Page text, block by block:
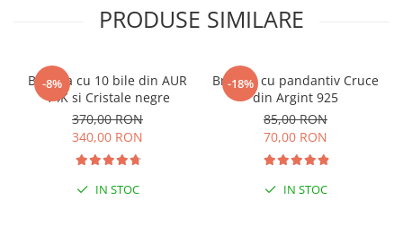
PRODUSE SIMILARE
-8%
Bratara cu 10 bile din AUR
14K si Cristale negre
370,00 RON
340,00 RON
IN STOC
-18%
Bratara cu pandantiv Cruce
din Argint 925
85,00 RON
70,00 RON
IN STOC